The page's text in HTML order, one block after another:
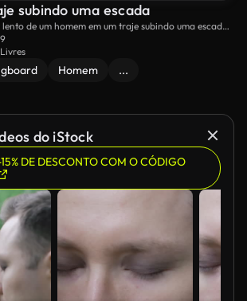
subindo uma escada
de um homem em um traje subindo uma escada
Homem ...
do iStock
DE DESCONTO COM O CÓDIGO